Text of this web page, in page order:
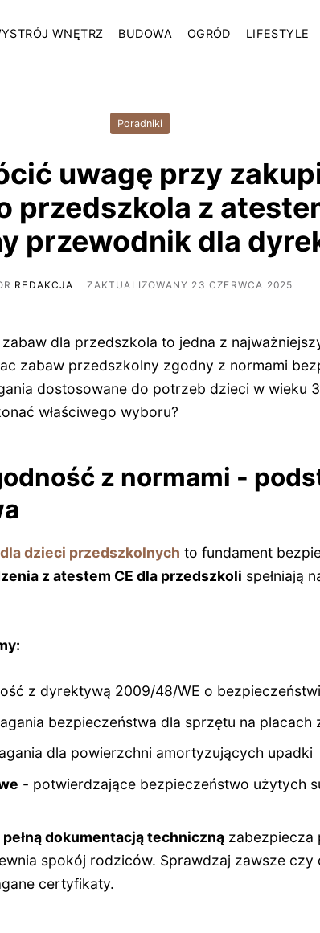
WNĘTRZ BUDOWA OGRÓD LIFESTYLE
Poradniki
uwagę przy
przedszkola z
przewodnik dla
REDAKCJA ZAKTUALIZOWANY 23 CZERWCA 2025
dla przedszkola to jedna z
zabaw przedszkolny zgodny z normami
dostosowane do potrzeb dzieci w wieku
właściwego wyboru?
z normami -
dzieci przedszkolnych to fundament
z atestem CE dla przedszkoli spełniają
z dyrektywą 2009/48/WE o
bezpieczeństwa dla sprzętu na placach
dla powierzchni amortyzujących upadki
- potwierdzające bezpieczeństwo użytych
dokumentacją techniczną zabezpiecza
spokój rodziców. Sprawdzaj zawsze czy
certyfikaty.